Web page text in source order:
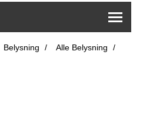
Belysning / Alle Belysning
/